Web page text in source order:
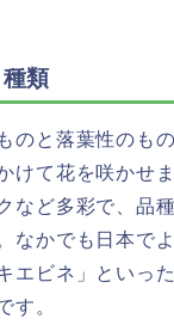
類
のと落葉性のも
けて花を咲かせ
など多彩で、品
なかでも日本で
エビネ」といっ
す。